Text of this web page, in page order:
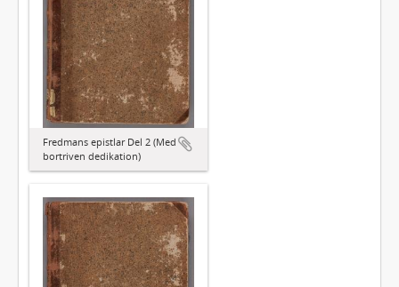
Fredmans epistlar Del 2 (Med
bortriven dedikation)